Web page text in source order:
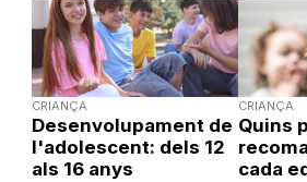
CRIANÇA
Desenvolupament de
l'adolescent: dels 12
als 16 anys
CRIANÇA
Quins
cada